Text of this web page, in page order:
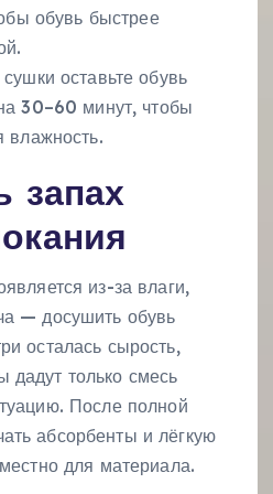
обувь быстрее
оставьте обувь
30–60 минут, чтобы
влажность.
запах
из-за влаги,
— досушить обувь
осталась сырость,
дадут только смесь
После полной
абсорбенты и лёгкую
для материала.